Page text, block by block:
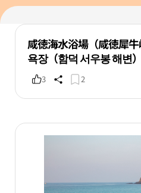
咸徳海水浴場（咸徳犀
욕장（함덕 서우봉 해변）
3 2